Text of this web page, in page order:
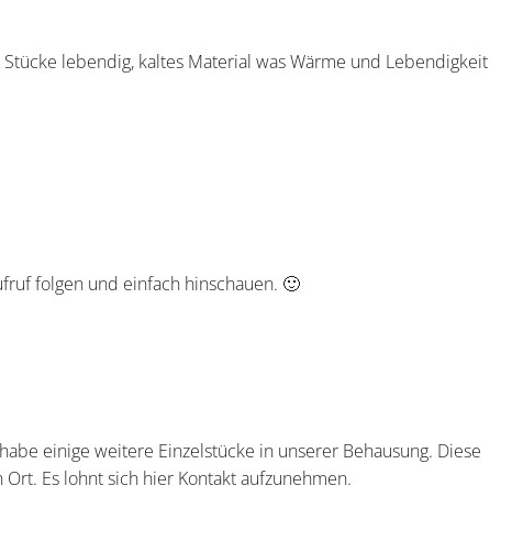
lebendig, kaltes Material was Wärme und Lebendigkeit
folgen und einfach hinschauen. 🙂
einige weitere Einzelstücke in unserer Behausung. Diese
Es lohnt sich hier Kontakt aufzunehmen.